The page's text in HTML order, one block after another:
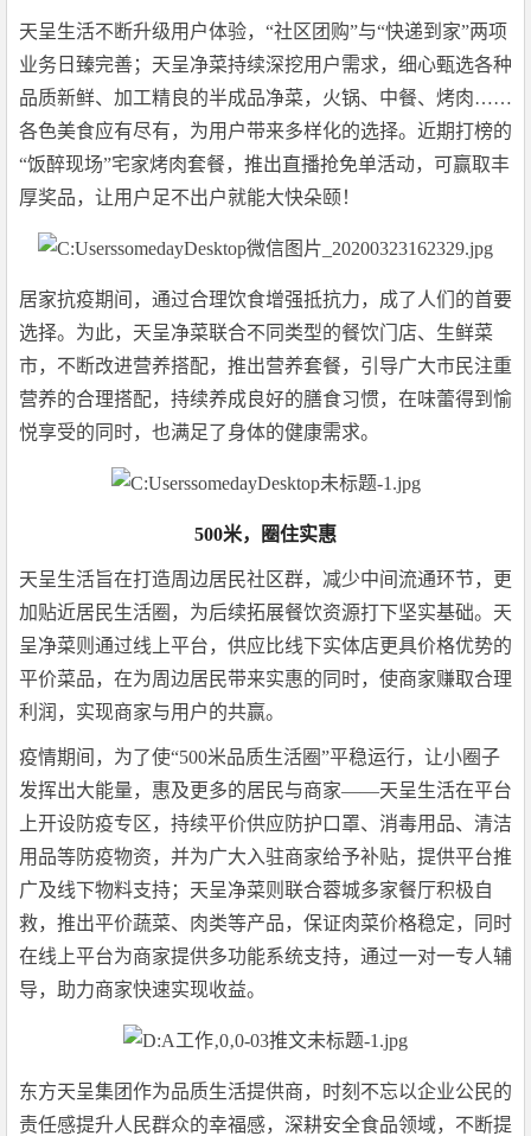
天呈生活不断升级用户体验，“社区团购”与“快递到家”两项
业务日臻完善；天呈净菜持续深挖用户需求，细心甄选各种
品质新鲜、加工精良的半成品净菜，火锅、中餐、烤肉……
各色美食应有尽有，为用户带来多样化的选择。近期打榜的
“饭醉现场”宅家烤肉套餐，推出直播抢免单活动，可赢取丰
厚奖品，让用户足不出户就能大快朵颐！
居家抗疫期间，通过合理饮食增强抵抗力，成了人们的首要
选择。为此，天呈净菜联合不同类型的餐饮门店、生鲜菜
市，不断改进营养搭配，推出营养套餐，引导广大市民注重
营养的合理搭配，持续养成良好的膳食习惯，在味蕾得到愉
悦享受的同时，也满足了身体的健康需求。
500米，圈住实惠
天呈生活旨在打造周边居民社区群，减少中间流通环节，更
加贴近居民生活圈，为后续拓展餐饮资源打下坚实基础。天
呈净菜则通过线上平台，供应比线下实体店更具价格优势的
平价菜品，在为周边居民带来实惠的同时，使商家赚取合理
利润，实现商家与用户的共赢。
疫情期间，为了使“500米品质生活圈”平稳运行，让小圈子
发挥出大能量，惠及更多的居民与商家——天呈生活在平台
上开设防疫专区，持续平价供应防护口罩、消毒用品、清洁
用品等防疫物资，并为广大入驻商家给予补贴，提供平台推
广及线下物料支持；天呈净菜则联合蓉城多家餐厅积极自
救，推出平价蔬菜、肉类等产品，保证肉菜价格稳定，同时
在线上平台为商家提供多功能系统支持，通过一对一专人辅
导，助力商家快速实现收益。
东方天呈集团作为品质生活提供商，时刻不忘以企业公民的
责任感提升人民群众的幸福感，深耕安全食品领域，不断提